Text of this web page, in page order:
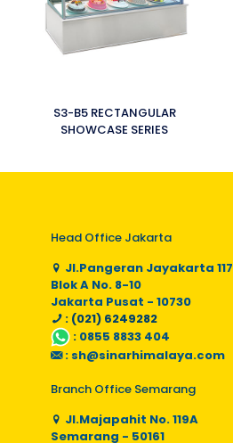
S3-B5 RECTANGULAR
SHOWCASE SERIES
Head Office Jakarta
Jl.Pangeran Jayakarta 117
Blok A No. 8-10
Jakarta Pusat - 10730
: (021) 6249282
: 0855 8833 404
: sh@sinarhimalaya.com
Branch Office Semarang
Jl.Majapahit No. 119A
Semarang - 50161